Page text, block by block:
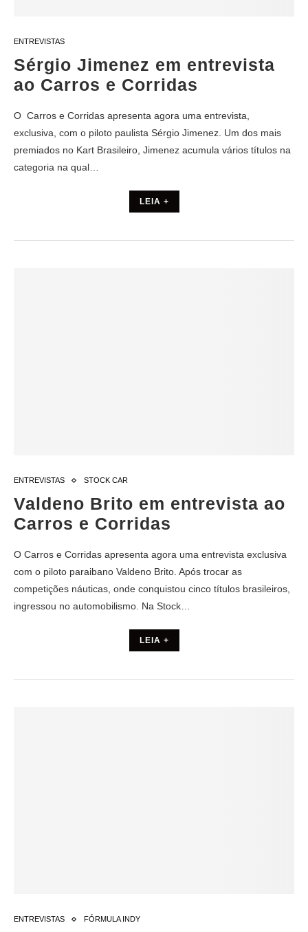
ENTREVISTAS
Sérgio Jimenez em entrevista
ao Carros e Corridas
O Carros e Corridas apresenta agora uma entrevista,
exclusiva, com o piloto paulista Sérgio Jimenez. Um dos mais
premiados no Kart Brasileiro, Jimenez acumula vários títulos na
categoria na qual…
LEIA +
ENTREVISTAS STOCK CAR
Valdeno Brito em entrevista ao
Carros e Corridas
O Carros e Corridas apresenta agora uma entrevista exclusiva
com o piloto paraibano Valdeno Brito. Após trocar as
competições náuticas, onde conquistou cinco títulos brasileiros,
ingressou no automobilismo. Na Stock…
LEIA +
ENTREVISTAS FÓRMULA INDY